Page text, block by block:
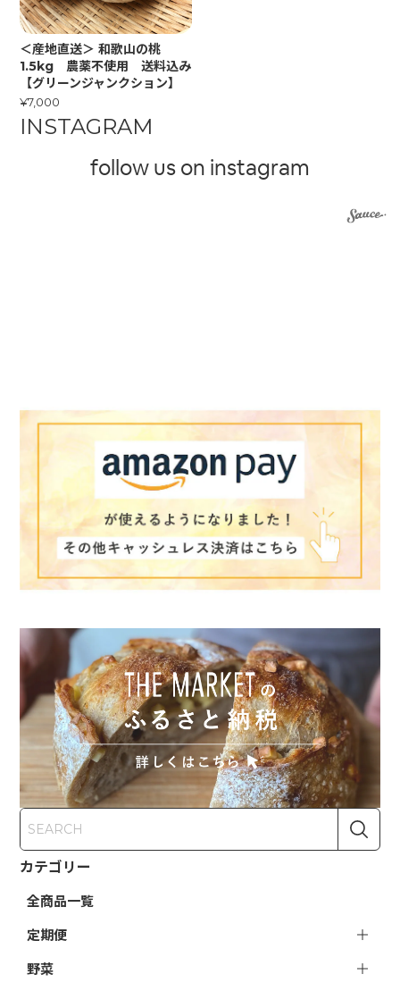
カテゴリー
全商品一覧
定期便
野菜
＜産地直送＞ 和歌山の桃
1.5kg 農薬不使用 送料込み
【グリーンジャンクション】
¥7,000
INSTAGRAM
follow us on instagram